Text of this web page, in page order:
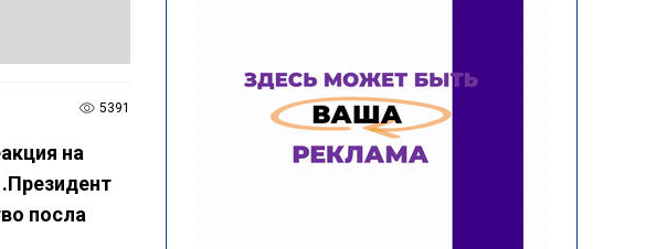
5391
на
посла